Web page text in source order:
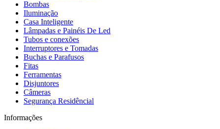
Bombas
Iluminação
Casa Inteligente
Lâmpadas e Painéis De Led
Tubos e conexões
Interruptores e Tomadas
Buchas e Parafusos
Fitas
Ferramentas
Disjuntores
Câmeras
Segurança Residêncial
Informações